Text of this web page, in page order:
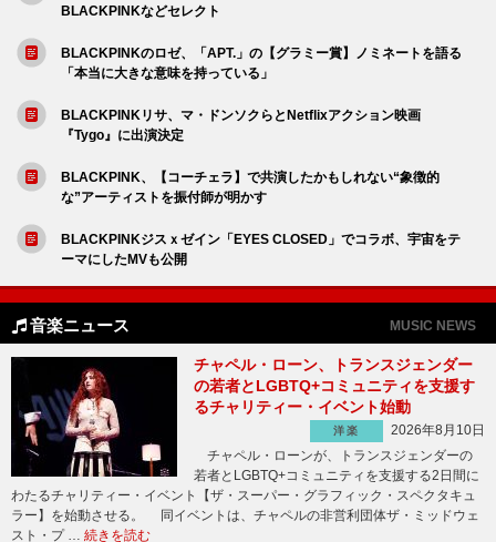
BLACKPINKなどセレクト
BLACKPINKのロゼ、「APT.」の【グラミー賞】ノミネートを語る
「本当に大きな意味を持っている」
BLACKPINKリサ、マ・ドンソクらとNetflixアクション映画
『Tygo』に出演決定
BLACKPINK、【コーチェラ】で共演したかもしれない“象徴的
な”アーティストを振付師が明かす
BLACKPINKジスｘゼイン「EYES CLOSED」でコラボ、宇宙をテ
ーマにしたMVも公開
音楽ニュース MUSIC NEWS
チャペル・ローン、トランスジェンダー
の若者とLGBTQ+コミュニティを支援す
るチャリティー・イベント始動
洋楽
2026年8月10日
チャペル・ローンが、トランスジェンダーの
若者とLGBTQ+コミュニティを支援する2日間に
わたるチャリティー・イベント【ザ・スーパー・グラフィック・スペクタキュ
ラー】を始動させる。 同イベントは、チャペルの非営利団体ザ・ミッドウェ
スト・プ … 続きを読む